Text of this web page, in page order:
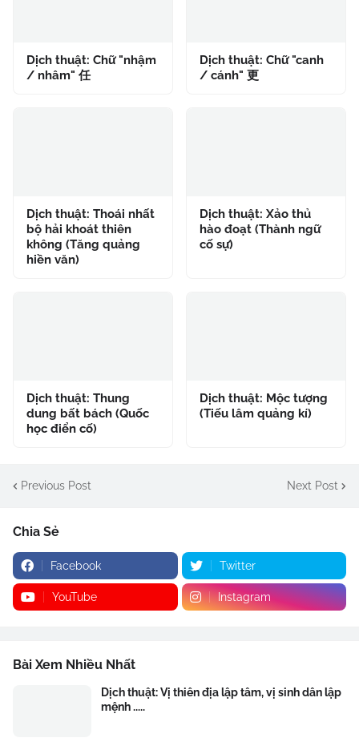
Dịch thuật: Chữ "nhậm
/ nhâm" 任
Dịch thuật: Chữ "canh
/ cánh" 更
Dịch thuật: Thoái nhất
bộ hải khoát thiên
không (Tăng quảng
hiền văn)
Dịch thuật: Xảo thủ
hào đoạt (Thành ngữ
cố sự)
Dịch thuật: Thung
dung bất bách (Quốc
học điển cố)
Dịch thuật: Mộc tượng
(Tiếu lâm quảng kí)
Previous Post Next Post
Chia Sẻ
Facebook Twitter
YouTube Instagram
Bài Xem Nhiều Nhất
Dịch thuật: Vị thiên địa lập tâm, vị sinh dân lập
mệnh .....